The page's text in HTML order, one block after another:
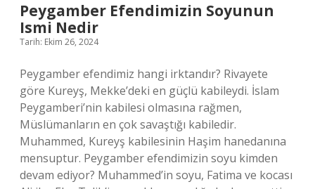
Peygamber Efendimizin Soyunun
Ismi Nedir
Tarih: Ekim 26, 2024
Peygamber efendimiz hangi irktandır? Rivayete
göre Kureyş, Mekke’deki en güçlü kabileydi. İslam
Peygamberi’nin kabilesi olmasına rağmen,
Müslümanların en çok savaştığı kabiledir.
Muhammed, Kureyş kabilesinin Haşim hanedanına
mensuptur. Peygamber efendimizin soyu kimden
devam ediyor? Muhammed’in soyu, Fatima ve kocası